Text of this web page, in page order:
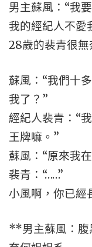
男主蘇風：“我
我的經紀人不愛
28歲的裴青很無
蘇風：“我們十
我了？”
經紀人裴青：“
王牌嘛。”
蘇風：“原來我
裴青：“……”
小風啊，你已經
**男主蘇風：腹